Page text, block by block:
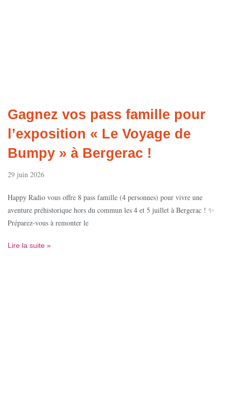
Gagnez vos pass famille pour
l’exposition « Le Voyage de
Bumpy » à Bergerac !
29 juin 2026
Happy Radio vous offre 8 pass famille (4 personnes) pour vivre une
aventure préhistorique hors du commun les 4 et 5 juillet à Bergerac ! ✨
Préparez-vous à remonter le
Lire la suite »